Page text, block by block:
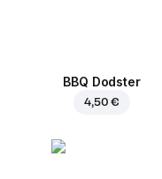
BBQ Dodster
4,50 €